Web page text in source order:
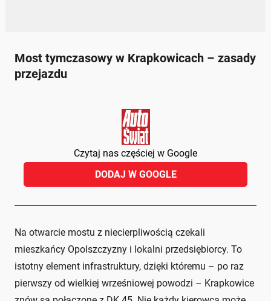
Most tymczasowy w Krapkowicach – zasady
przejazdu
Czytaj nas częściej w Google
DODAJ W GOOGLE
Na otwarcie mostu z niecierpliwością czekali
mieszkańcy Opolszczyzny i lokalni przedsiębiorcy. To
istotny element infrastruktury, dzięki któremu – po raz
pierwszy od wielkiej wrześniowej powodzi – Krapkowice